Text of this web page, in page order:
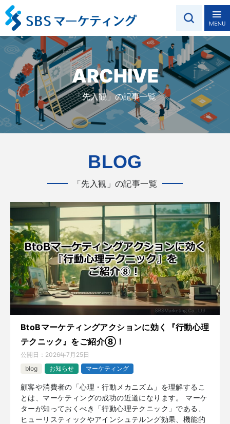
ARCHIVE
「先入観」の記事一覧
BLOG
「先入観」の記事一覧
BtoBマーケティングアクションに効く『行動心理
テクニック』をご紹介⑧！
公開日： 2026年7月25日
blog
お知らせ マーケティング
顧客や消費者の「心理・行動メカニズム」を理解するこ
とは、マーケティングの成功の近道になります。 マーケ
ターが知っておくべき「行動心理テクニック」である、
ヒューリスティックやアインシュテルング効果、機能的